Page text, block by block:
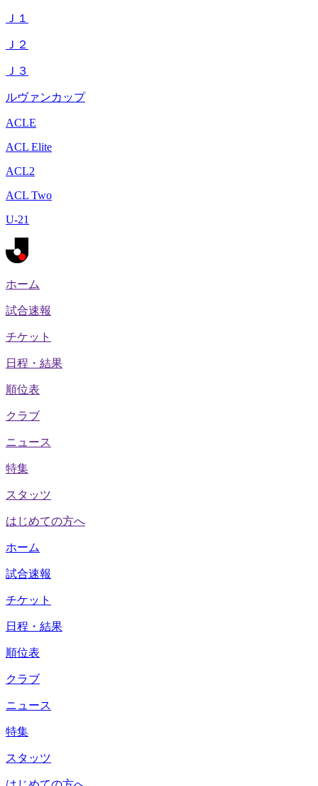
Ｊ１
Ｊ２
Ｊ３
ルヴァンカップ
ACLE
ACL Elite
ACL2
ACL Two
U-21
ホーム
試合速報
チケット
日程・結果
順位表
クラブ
ニュース
特集
スタッツ
はじめての方へ
ホーム
試合速報
チケット
日程・結果
順位表
クラブ
ニュース
特集
スタッツ